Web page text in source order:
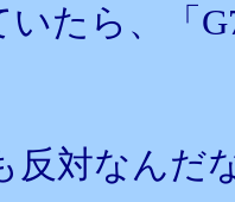
いたら、「
反対なんだ